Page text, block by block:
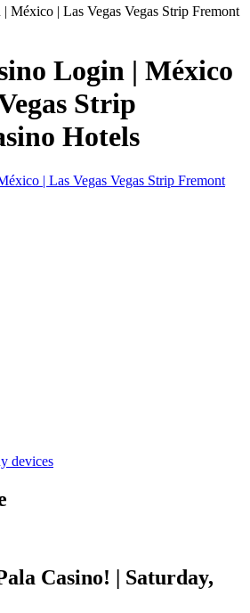
Login | México
Strip
Hotels
| Las Vegas Vegas Strip Fremont
devices
Casino! | Saturday,